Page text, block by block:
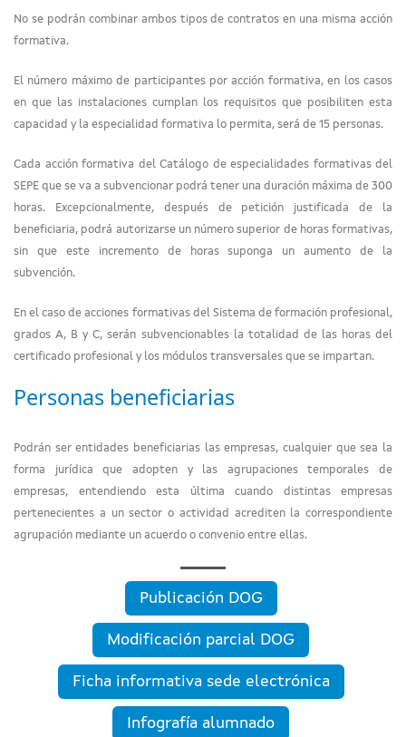
No se podrán combinar ambos tipos de contratos en una misma acción
formativa.
El número máximo de participantes por acción formativa, en los casos
en que las instalaciones cumplan los requisitos que posibiliten esta
capacidad y la especialidad formativa lo permita, será de 15 personas.
Cada acción formativa del Catálogo de especialidades formativas del
SEPE que se va a subvencionar podrá tener una duración máxima de 300
horas. Excepcionalmente, después de petición justificada de la
beneficiaria, podrá autorizarse un número superior de horas formativas,
sin que este incremento de horas suponga un aumento de la
subvención.
En el caso de acciones formativas del Sistema de formación profesional,
grados A, B y C, serán subvencionables la totalidad de las horas del
certificado profesional y los módulos transversales que se impartan.
Personas beneficiarias
Podrán ser entidades beneficiarias las empresas, cualquier que sea la
forma jurídica que adopten y las agrupaciones temporales de
empresas, entendiendo esta última cuando distintas empresas
pertenecientes a un sector o actividad acrediten la correspondiente
agrupación mediante un acuerdo o convenio entre ellas.
Publicación DOG
Modificación parcial DOG
Ficha informativa sede electrónica
Infografía alumnado